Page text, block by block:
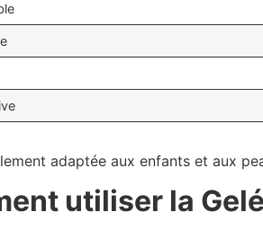
adaptée aux enfants et aux
utiliser la